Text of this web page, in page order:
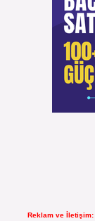
Reklam ve İletişim: